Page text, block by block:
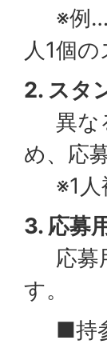
※例…3
人1個の
2. スタ
異な
め、応
※1人
3. 応募
応募
す。
■持参